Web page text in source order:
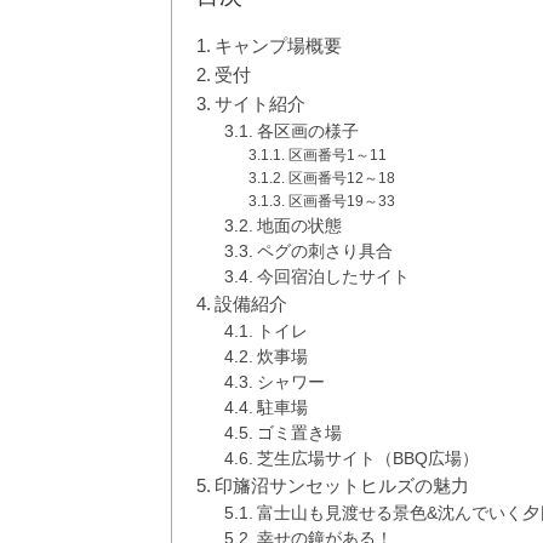
キャンプ場概要
受付
サイト紹介
各区画の様子
区画番号1～11
区画番号12～18
区画番号19～33
地面の状態
ペグの刺さり具合
今回宿泊したサイト
設備紹介
トイレ
炊事場
シャワー
駐車場
ゴミ置き場
芝生広場サイト（BBQ広場）
印旛沼サンセットヒルズの魅力
富士山も見渡せる景色&沈んでいく夕
幸せの鐘がある！